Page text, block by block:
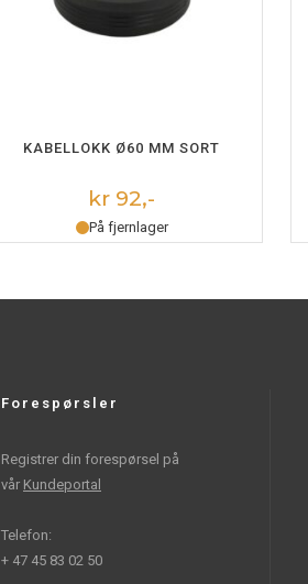
LEGG I HANDLEKURV
KABELLOKK Ø60 MM SORT
kr 92,-
På fjernlager
Forespørsler
Registrer din forespørsel på
vår Kundeportal
Telefon:
+ 47 45 83 02 50